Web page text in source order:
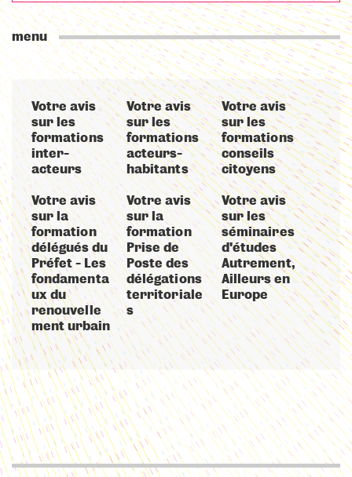
menu
Votre avis
sur les
formations
inter-
acteurs
Votre avis
sur les
formations
acteurs-
habitants
Votre avis
sur les
formations
conseils
citoyens
Votre avis
sur la
formation
délégués du
Préfet - Les
fondamenta
ux du
renouvelle
ment urbain
Votre avis
sur la
formation
Prise de
Poste des
délégations
territoriale
s
Votre avis
sur les
séminaires
d'études
Autrement,
Ailleurs en
Europe